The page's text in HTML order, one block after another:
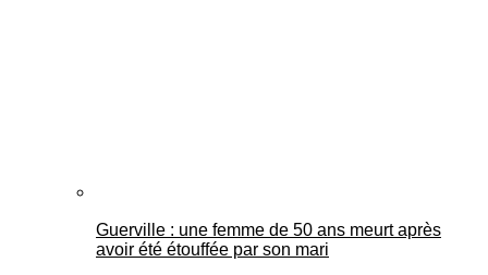
Guerville : une femme de 50 ans meurt après
avoir été étouffée par son mari